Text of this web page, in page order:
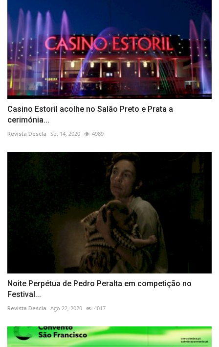
Casino Estoril acolhe no Salão Preto e Prata a
cerimónia...
Revista Descla Set 14, 2020 4989
Noite Perpétua de Pedro Peralta em competição no
Festival...
Revista Descla Ago 22, 2020 4017